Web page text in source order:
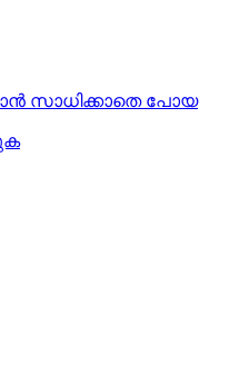
സാധിക്കാതെ പോയ